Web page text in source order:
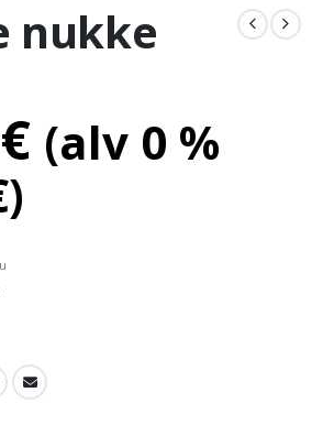
nukke
€ (alv 0 %
)